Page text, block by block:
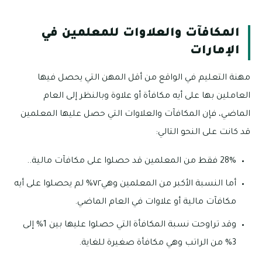
المكافآت والعلاوات للمعلمين في
الإمارات
مهنة التعليم في الواقع من أقل المهن التي يحصل فيها
العاملين بها على أيه مكافأة أو علاوة وبالنظر إلى العام
الماضي، فإن المكافآت والعلاوات التي حصل عليها المعلمين
قد كانت على النحو التالي:
28% فقط من المعلمين قد حصلوا على مكافآت مالية..
أما النسبة الأكبر من المعلمين وهي٧٢% لم يحصلوا على أيه
مكافآت مالية أو علاوات في العام الماضي.
وقد تراوحت نسبة المكافأة التي حصلوا عليها بين 1% إلى
3% من الراتب وهي مكافأة صغيرة للغاية.